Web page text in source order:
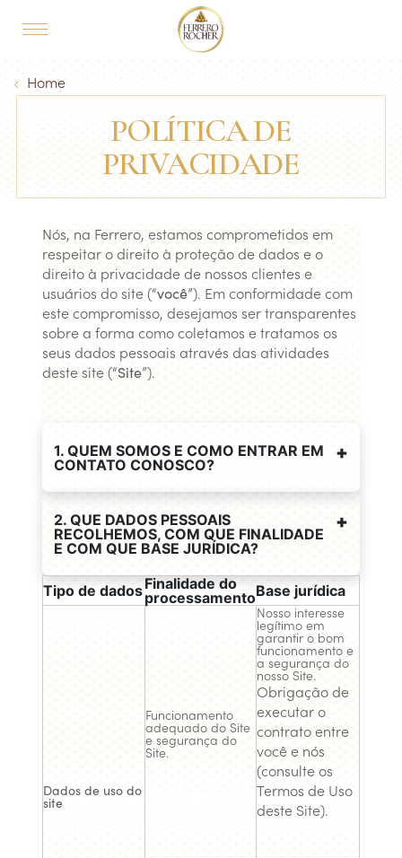
MAIN NAVIGATION
Breadcrumb
Home
POLÍTICA DE
PRIVACIDADE
Nós, na Ferrero, estamos comprometidos em
respeitar o direito à proteção de dados e o
direito à privacidade de nossos clientes e
usuários do site (“você”). Em conformidade com
este compromisso, desejamos ser transparentes
sobre a forma como coletamos e tratamos os
seus dados pessoais através das atividades
deste site (“Site”).
1. QUEM SOMOS E COMO ENTRAR EM
CONTATO CONOSCO?
2. QUE DADOS PESSOAIS
RECOLHEMOS, COM QUE FINALIDADE
E COM QUE BASE JURÍDICA?
Tipo de dadosFinalidade do
processamentoBase jurídica
Dados de uso do
site
Funcionamento
adequado do Site
e segurança do
Site.
Nosso interesse
legítimo em
garantir o bom
funcionamento e
a segurança do
nosso Site.
Obrigação de
executar o
contrato entre
você e nós
(consulte os
Termos de Uso
deste Site).